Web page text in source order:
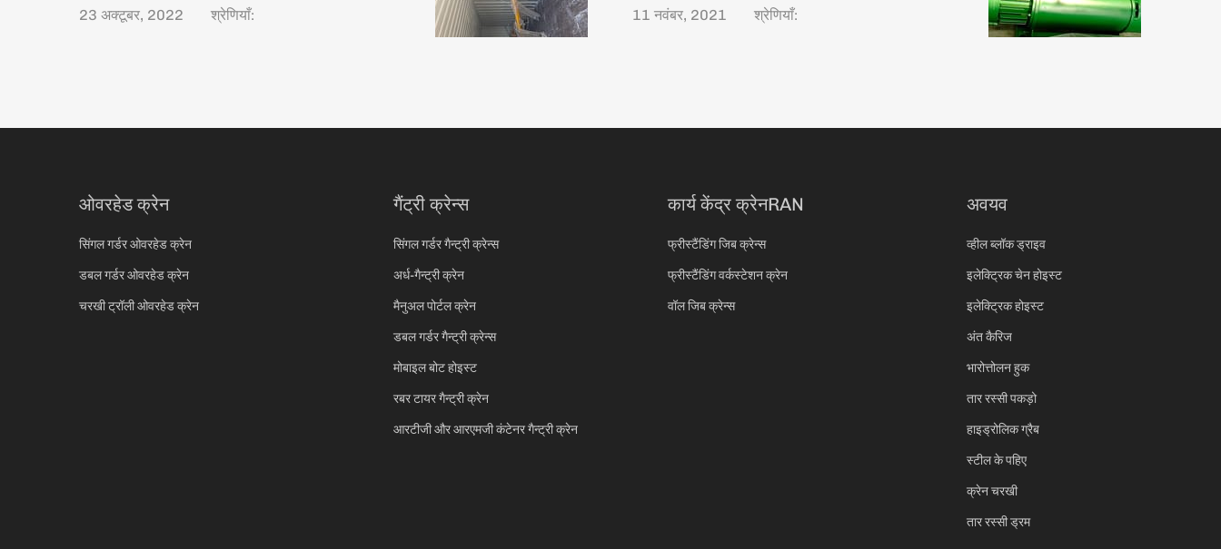
23 अक्टूबर, 2022 श्रेणियाँ: 11 नवंबर, 2021 श्रेणियाँ:
ओवरहेड क्रेन
सिंगल गर्डर ओवरहेड क्रेन
डबल गर्डर ओवरहेड क्रेन
चरखी ट्रॉली ओवरहेड क्रेन
गैंट्री क्रेन्स
सिंगल गर्डर गैन्ट्री क्रेन्स
अर्ध-गैन्ट्री क्रेन
मैनुअल पोर्टल क्रेन
डबल गर्डर गैन्ट्री क्रेन्स
मोबाइल बोट होइस्ट
रबर टायर गैन्ट्री क्रेन
आरटीजी और आरएमजी कंटेनर गैन्ट्री क्रेन
कार्य केंद्र क्रेनRAN
फ्रीस्टैंडिंग जिब क्रेन्स
फ्रीस्टैंडिंग वर्कस्टेशन क्रेन
वॉल जिब क्रेन्स
अवयव
व्हील ब्लॉक ड्राइव
इलेक्ट्रिक चेन होइस्ट
इलेक्ट्रिक होइस्ट
अंत कैरिज
भारोत्तोलन हुक
तार रस्सी पकड़ो
हाइड्रोलिक ग्रैब
स्टील के पहिए
क्रेन चरखी
तार रस्सी ड्रम